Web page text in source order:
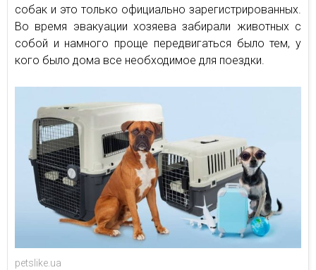
собак и это только официально зарегистрированных.
Во время эвакуации хозяева забирали животных с
собой и намного проще передвигаться было тем, у
кого было дома все необходимое для поездки.
petslike.ua